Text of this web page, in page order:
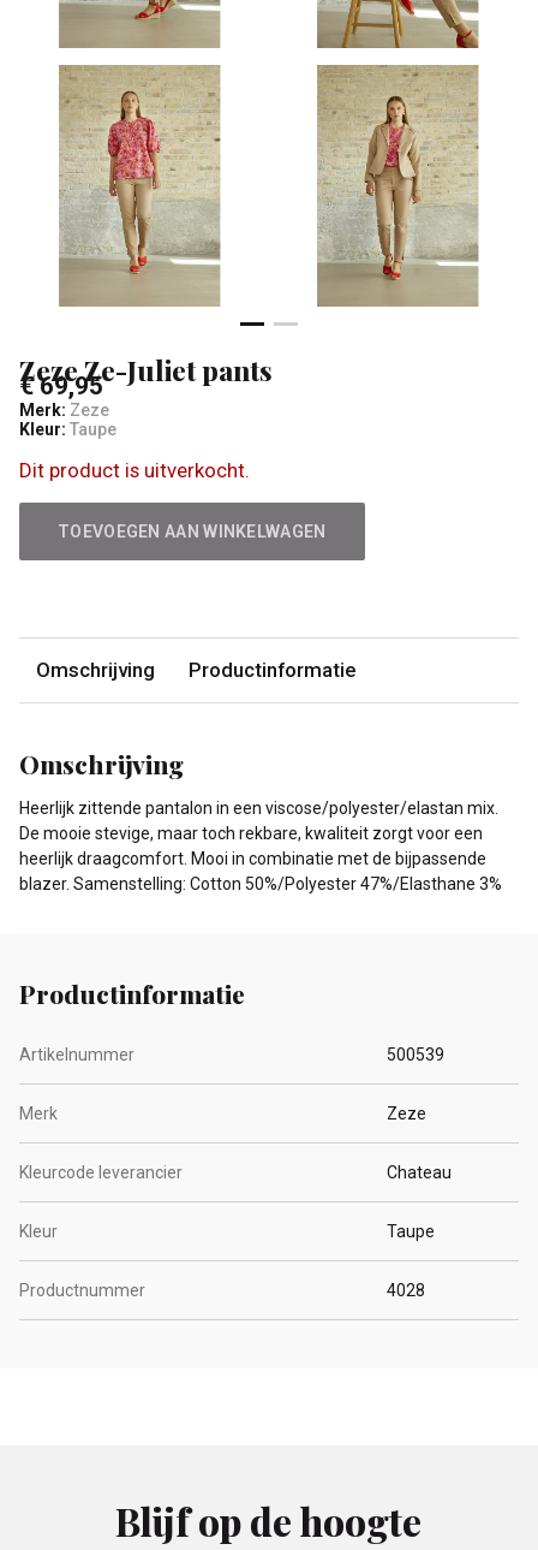
Zeze Ze-Juliet pants
€ 69,95
Merk: Zeze
Kleur: Taupe
Dit product is uitverkocht.
TOEVOEGEN AAN WINKELWAGEN
Omschrijving Productinformatie
Omschrijving
Heerlijk zittende pantalon in een viscose/polyester/elastan mix.
De mooie stevige, maar toch rekbare, kwaliteit zorgt voor een
heerlijk draagcomfort. Mooi in combinatie met de bijpassende
blazer. Samenstelling: Cotton 50%/Polyester 47%/Elasthane 3%
Productinformatie
Artikelnummer 500539
Merk Zeze
Kleurcode leverancier Chateau
Kleur Taupe
Productnummer 4028
Blijf op de hoogte